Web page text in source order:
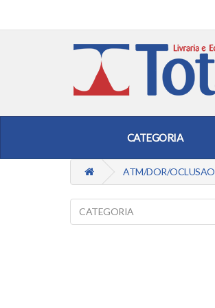
CATEGORIA
ATM/DOR/OCLUSAO
CATEGORIA